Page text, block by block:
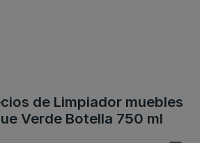
de Limpiador muebles
Verde Botella 750 ml